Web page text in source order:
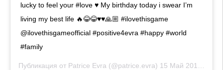
lucky to feel your #love ♥️ My birthday today i swear I’m
living my best life 🔥😂😂♥️♥️🙏🏼 #ilovethisgame
@ilovethisgameofficial #positive4evra #happy #world
#family
Публикация от Patrice Evra (@patrice.evra) 15 Май 2019 в 3:33 PDT